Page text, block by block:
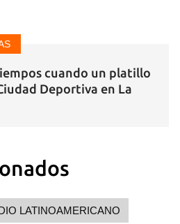
cuando un platillo
Deportiva en La
LATINOAMERICANO